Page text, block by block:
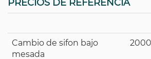
PRECIOS DE REFERENCIA
Cambio de sifon bajo
mesada